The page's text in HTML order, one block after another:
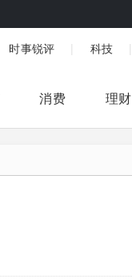
时事锐评 科技
消费 理财